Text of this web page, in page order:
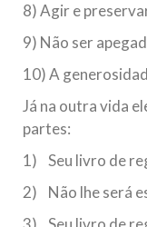
8) Agir e
9) Não ser
10) A
Já na outra vida
partes:
1) Seu livro de
2) Não lhe será